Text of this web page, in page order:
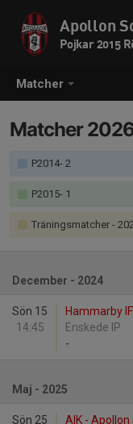
Matcher
Apollon
Pojkar 2015
Matcher
P2014- 2
P2015- 1
Träningsmatcher -
December - 2024
Sön 15
14:45
Hammarby
Enskede IP
-
Maj - 2025
Sön 25
AIK - Apollon